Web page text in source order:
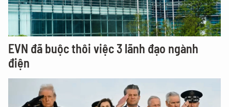
EVN đã buộc thôi việc 3 lãnh đạo ngành
điện